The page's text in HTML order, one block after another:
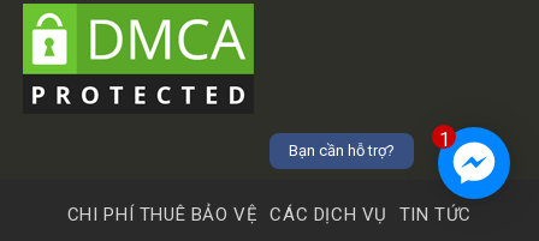
CHI PHÍ THUÊ BẢO VỆ CÁC DỊCH VỤ TIN TỨC
1
Bạn cần hỗ trợ?